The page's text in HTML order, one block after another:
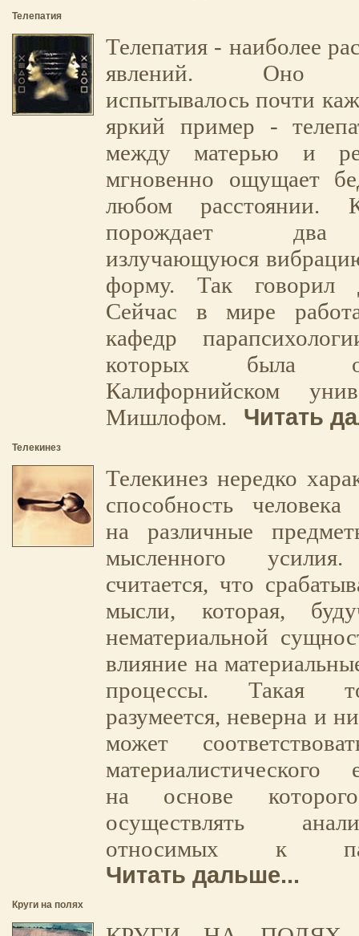
Телепатия
Телепатия - наиболее
явлений. Оно
испытывалось почти
яркий пример -
между матерью и
мгновенно ощущает
любом расстоянии.
порождает два
излучающуюся
форму. Так
Сейчас в мире
кафедр
которых была
Калифорнийском
Мишлофом. Читать
Телекинез
Телекинез нередко
способность человека
на различные
мысленного
считается, что
мысли, которая,
нематериальной
влияние на
процессы. Такая
разумеется, неверна и
может
материалистического
на основе
осуществлять
относимых к
Читать дальше...
Круги на полях